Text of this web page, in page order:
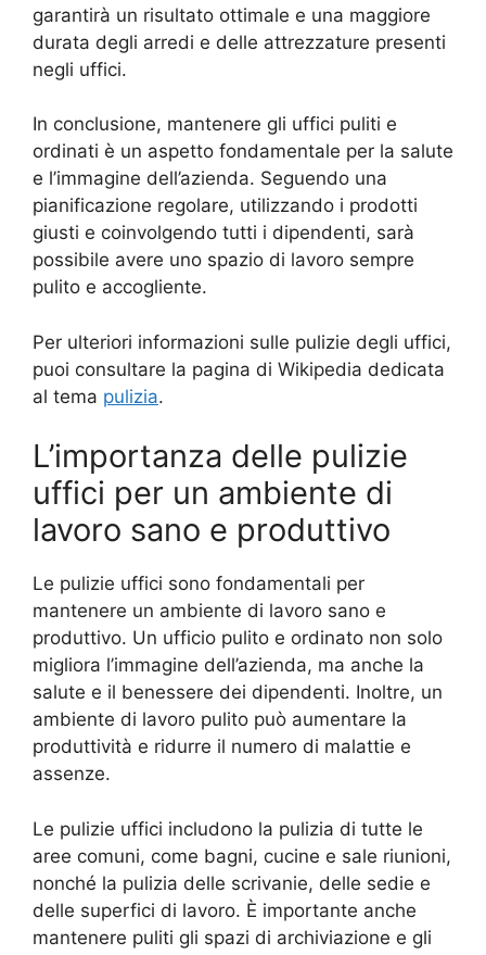
garantirà un risultato ottimale e una maggiore
durata degli arredi e delle attrezzature presenti
negli uffici.
In conclusione, mantenere gli uffici puliti e
ordinati è un aspetto fondamentale per la salute
e l’immagine dell’azienda. Seguendo una
pianificazione regolare, utilizzando i prodotti
giusti e coinvolgendo tutti i dipendenti, sarà
possibile avere uno spazio di lavoro sempre
pulito e accogliente.
Per ulteriori informazioni sulle pulizie degli uffici,
puoi consultare la pagina di Wikipedia dedicata
al tema pulizia.
L’importanza delle pulizie
uffici per un ambiente di
lavoro sano e produttivo
Le pulizie uffici sono fondamentali per
mantenere un ambiente di lavoro sano e
produttivo. Un ufficio pulito e ordinato non solo
migliora l’immagine dell’azienda, ma anche la
salute e il benessere dei dipendenti. Inoltre, un
ambiente di lavoro pulito può aumentare la
produttività e ridurre il numero di malattie e
assenze.
Le pulizie uffici includono la pulizia di tutte le
aree comuni, come bagni, cucine e sale riunioni,
nonché la pulizia delle scrivanie, delle sedie e
delle superfici di lavoro. È importante anche
mantenere puliti gli spazi di archiviazione e gli